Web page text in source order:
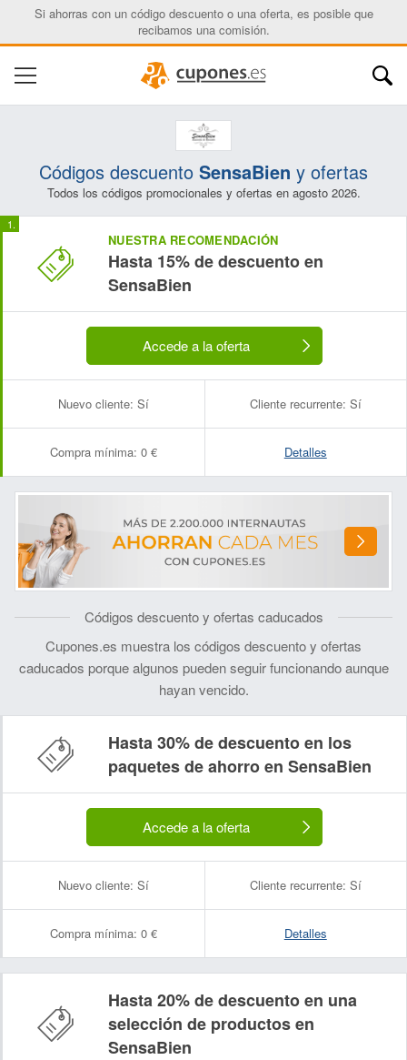
Si ahorras con un código descuento o una oferta, es posible que
recibamos una comisión.
Códigos descuento SensaBien y ofertas
Todos los códigos promocionales y ofertas en agosto 2026.
NUESTRA RECOMENDACIÓN
Hasta 15% de descuento en
SensaBien
Accede a la oferta
Nuevo cliente: Sí Cliente recurrente: Sí
Compra mínima: 0 € Detalles
Códigos descuento y ofertas caducados
Cupones.es muestra los códigos descuento y ofertas
caducados porque algunos pueden seguir funcionando aunque
hayan vencido.
Hasta 30% de descuento en los
paquetes de ahorro en SensaBien
Accede a la oferta
Nuevo cliente: Sí Cliente recurrente: Sí
Compra mínima: 0 € Detalles
Hasta 20% de descuento en una
selección de productos en
SensaBien
Nombre:
Correo electrónico: